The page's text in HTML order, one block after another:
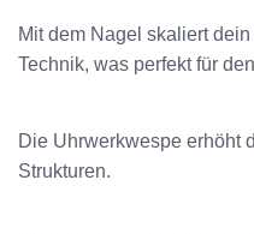
Mit dem Nagel skaliert
Technik, was perfekt für
Die Uhrwerkwespe erhöht
Strukturen.